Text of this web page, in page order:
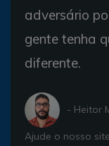
adversário
gente tenha
diferente.
- Heitor
Ajude o nosso